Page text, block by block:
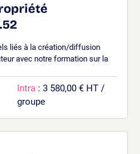
liés à la création/diffusion
avec notre formation sur la
Intra : 3 580,00 € HT /
groupe